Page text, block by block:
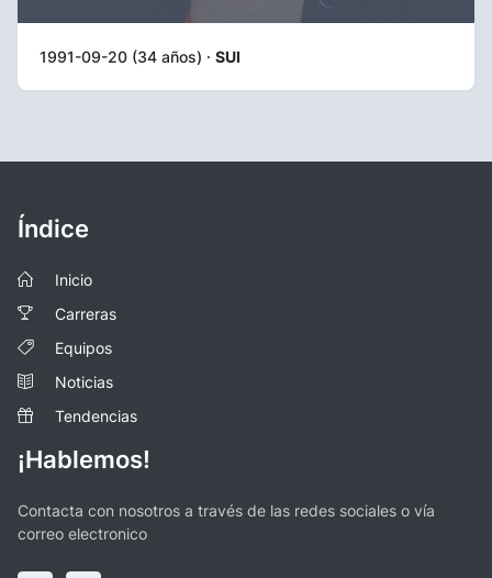
1991-09-20 (34 años) · SUI
Índice
Inicio
Carreras
Equipos
Noticias
Tendencias
¡Hablemos!
Contacta con nosotros a través de las redes sociales o vía
correo electronico